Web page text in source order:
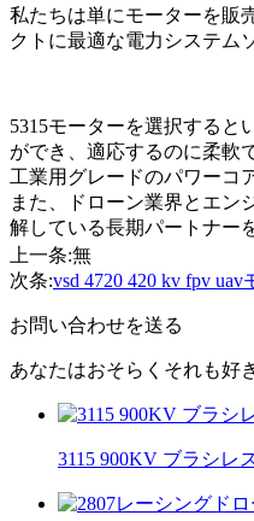
私たちは単にモーターを販
クトに最適な電力システム
5315モーターを選択すると
ができ、適応するのに柔軟
工業用グレードのパワーコ
また、ドローン業界とエン
解している長期パートナー
上一条:無
次条:vsd 4720 420 kv fpv uav
お問い合わせを送る
あなたはおそらくそれも好
3115 900KV ブラシレ